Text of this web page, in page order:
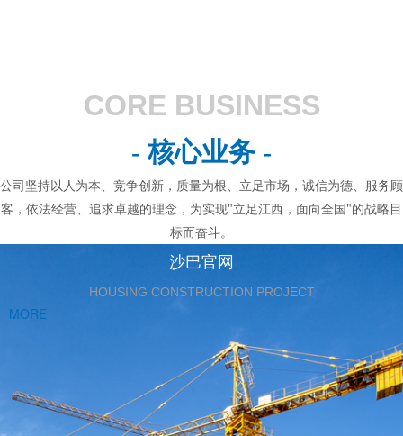
CORE BUSINESS
- 核心业务 -
公司坚持以人为本、竞争创新，质量为根、立足市场，诚信为德、服务顾
客，依法经营、追求卓越的理念，为实现"立足江西，面向全国"的战略目
标而奋斗。
沙巴官网
HOUSING CONSTRUCTION PROJECT
MORE